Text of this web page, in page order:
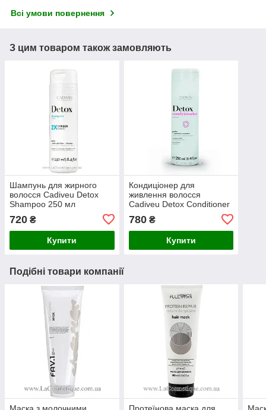
Всі умови повернення
З цим товаром також замовляють
Шампунь для жирного
волосся Cadiveu Detox
Shampoo 250 мл
720 ₴
Купити
Кондиціонер для
живлення волосся
Cadiveu Detox Conditioner
780₴
Купити
Подібні товари компанії